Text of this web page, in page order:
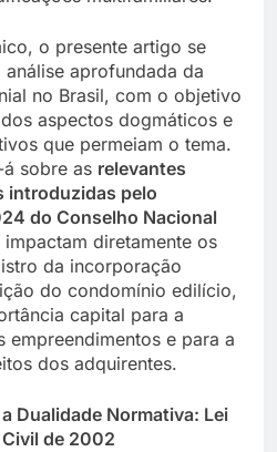
o presente artigo se
aprofundada da
no Brasil, com o objetivo
aspectos dogmáticos e
que permeiam o tema.
sobre as relevantes
introduzidas pelo
do Conselho Nacional
impactam diretamente os
da incorporação
do condomínio edilício,
capital para a
empreendimentos e para a
dos adquirentes.
Dualidade Normativa: Lei
de 2002